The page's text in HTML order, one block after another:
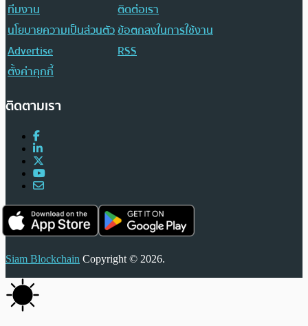
ทีมงาน
ติดต่อเรา
นโยบายความเป็นส่วนตัวข้อตกลงในการใช้งาน
Advertise
RSS
ตั้งค่าคุกกี้
ติดตามเรา
Siam Blockchain Copyright © 2026.